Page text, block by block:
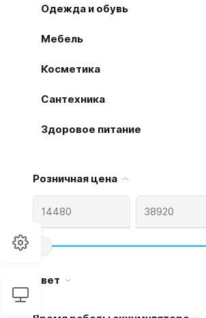
Одежда и обувь
Мебель
Косметика
Сантехника
Здоровое питание
Розничная цена
Цвет